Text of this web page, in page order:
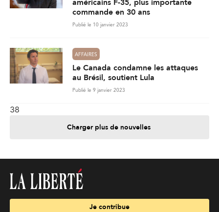
américains F-35, plus importante
commande en 30 ans
Publié le 10 janvier 2023
AFFAIRES
Le Canada condamne les attaques
au Brésil, soutient Lula
Publié le 9 janvier 2023
38
Charger plus de nouvelles
Je contribue